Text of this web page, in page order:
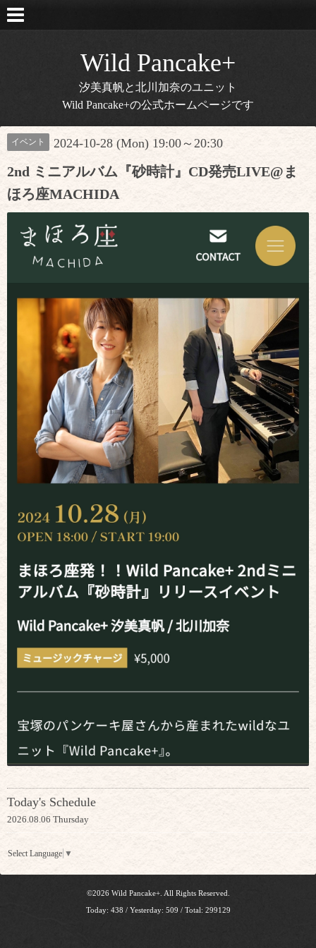
Wild Pancake+
汐美真帆と北川加奈のユニット
Wild Pancake+の公式ホームページです
イベント 2024-10-28 (Mon) 19:00～20:30
2nd ミニアルバム『砂時計』CD発売LIVE@ま
ほろ座MACHIDA
Today's Schedule
2026.08.06 Thursday
Select Language ▼
©2026 Wild Pancake+. All Rights Reserved.
Today: 438 / Yesterday: 509 / Total: 299129